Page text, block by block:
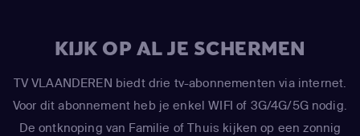
KIJK OP AL JE SCHERMEN
TV VLAANDEREN biedt drie tv-abonnementen via internet.
Voor dit abonnement heb je enkel WIFI of 3G/4G/5G nodig.
De ontknoping van Familie of Thuis kijken op een zonnig